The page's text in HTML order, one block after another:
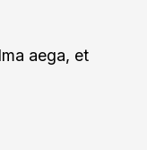
aega, et